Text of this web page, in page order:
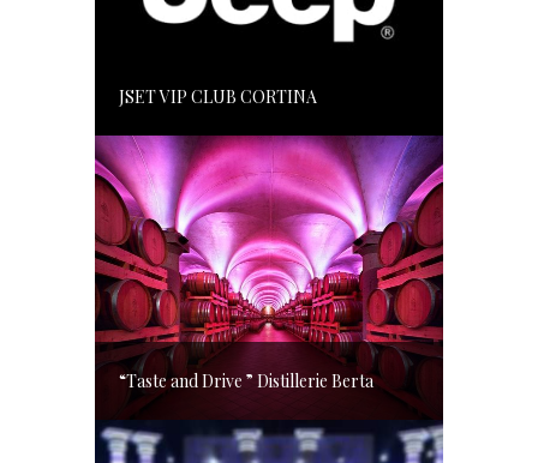
JSET VIP CLUB CORTINA
“Taste and Drive ” Distillerie Berta